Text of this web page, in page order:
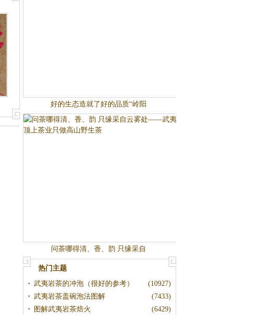
好的生态造就了好的品质“岭阳
问茶哪得清、香、韵 只缘采自
热门主题
(10927)
武夷岩茶的冲泡（很好的参考）
(7433)
武夷岩茶盖碗泡法图解
(6429)
图解武夷岩茶焙火